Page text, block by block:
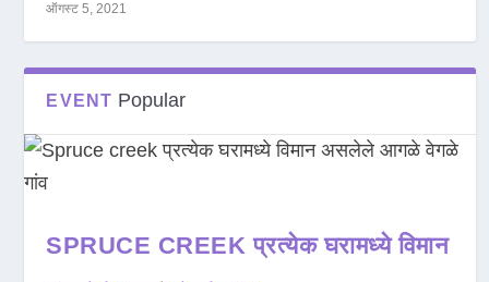
ऑगस्ट 5, 2021
EVENT Popular
SPRUCE CREEK प्रत्येक घरामध्ये विमान